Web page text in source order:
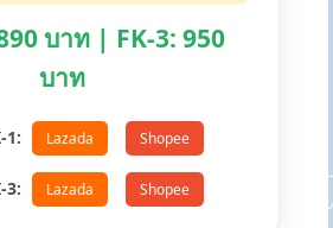
บาท | FK-3: 950
บาท
1: Lazada Shopee
3: Lazada Shopee